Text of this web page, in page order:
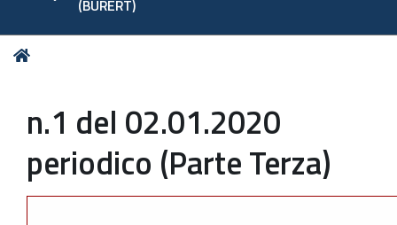
(BURERT)
Tu
n.1 del 02.01.2020
periodico (Parte Terza)